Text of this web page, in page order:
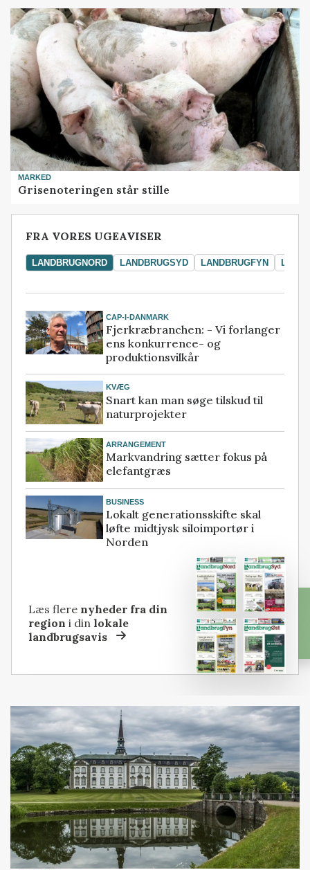
MARKED
Grisenoteringen står stille
FRA VORES UGEAVISER
LANDBRUGNORD LANDBRUGSYD LANDBRUGFYN
CAP-I-DANMARK
Fjerkræbranchen: - Vi forlanger
ens konkurrence- og
produktionsvilkår
KVÆG
Snart kan man søge tilskud til
naturprojekter
ARRANGEMENT
Markvandring sætter fokus på
elefantgræs
BUSINESS
Lokalt generationsskifte skal
løfte midtjysk siloimportør i
Norden
Læs flere nyheder fra din
region i dinlokale
landbrugsavis